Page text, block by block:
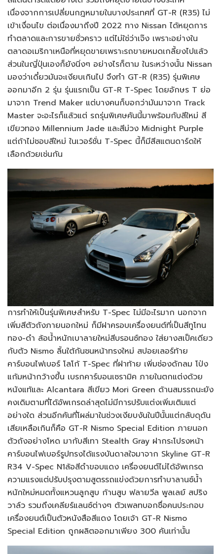
เนื่องจากการเปลี่ยนกฎหมายในบางประเทศที่ GT-R (R35) ไม่
เข้าเงื่อนไข ต่อเนื่องมาถึงปี 2022 ทาง Nissan ได้หยุดการ
ทำตลาดและการขายชั่วคราว แต่ไม่ใช่ว่าเจ๊ง เพราะอย่างใน
ตลาดอเมริกาเหนือที่หยุดขายเพราะรถขายหมดเกลี้ยงไปแล้ว
ส่วนในญี่ปุ่นเองก็ยังนิ่งๆ อย่างไรก็ตาม ในระหว่างนั้น Nissan
มองว่าเดี๋ยวมันจะเงียบเกินไป จึงทำ GT-R (R35) รุ่นพิเศษ
ออกมาอีก 2 รุ่น รุ่นแรกเป็น GT-R T-Spec โดยอักษร T ย่อ
มาจาก Trend Maker แต่บางคนก็บอกว่ามันมาจาก Track
Master จะอะไรก็แล้วแต่ รถรุ่นพิเศษคันนี้มาพร้อมกับสีใหม่ สี
เขียวทอง Millennium Jade และสีม่วง Midnight Purple
แต่ถ้าไม่ชอบสีใหม่ ในเวอร์ชั่น T-Spec นี้ก็มีสีสแตนดาร์ดให้
เลือกด้วยเช่นกัน
การทำให้เป็นรุ่นพิเศษสำหรับ T-Spec ไม่มีอะไรมาก นอกจาก
เพิ่มสีตัวถังภายนอกใหม่ ก็มีฝาครอบเครื่องยนต์ที่เป็นสีทูโทน
ทอง-ดำ ล้อน้ำหนักเบาลายใหม่สีบรอนซ์ทอง ใส่ยางสเป็คเดียว
กับตัว Nismo ลิ้นใต้กันชนหน้าทรงใหม่ สปอยเลอร์ท้าย
คาร์บอนไฟเบอร์ โลโก้ T-Spec ที่ฝาท้าย เพิ่มช่องดักลม โป่ง
แก้มหน้ากว้างขึ้น เบรกคาร์บอนเซรามิค ภายในตกแต่งด้วย
หนังแท้และ Alcantara สีเขียว Mori Green ด้านสมรรถนะยัง
คงเดิมตามที่ได้อัพเกรดล่าสุดไม่มีการปรับแต่งเพิ่มเติมแต่
อย่างใด ส่วนอีกคันที่โผล่มาในช่วงเงียบงันในปีนั้นแต่กลับดุดัน
เสียเหลือเกินก็คือ GT-R Nismo Special Edition ภายนอก
ตัวถังอย่างโหด มากับสีเทา Stealth Gray ฝากระโปรงหน้า
คาร์บอนไฟเบอร์รูปทรงได้แรงบันดาลใจมาจาก Skyline GT-R
R34 V-Spec N1ล้อสีดำขอบแดง เครื่องยนต์ไม่ได้อัพเกรด
ความแรงแต่ปรับปรุงตามสูตรรถแข่งด้วยการทำบาลานซ์น้ำ
หนักใหม่หมดทั้งแหวนลูกสูบ ก้านสูบ ฟลายวีล พูลเลย์ สปริง
วาล์ว รวมถึงเคลียร์แลนซ์ต่างๆ ตัวเพลทบอกชื่อคนประกอบ
เครื่องยนต์เป็นตัวหนังสือสีแดง โดยเจ้า GT-R Nismo
Special Edition ถูกผลิตออกมาเพียง 300 คันเท่านั้น